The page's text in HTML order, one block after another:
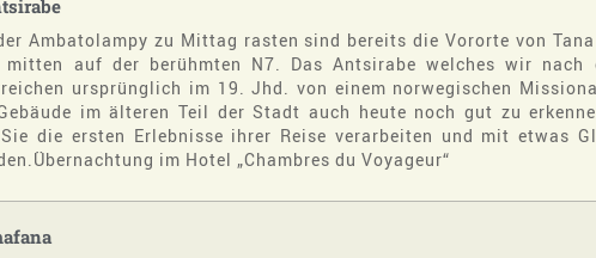
Ambatolampy zu Mittag rasten sind bereits die Vororte von
auf der berühmten N7. Das Antsirabe welches wir
ursprünglich im 19. Jhd. von einem norwegischen
im älteren Teil der Stadt auch heute noch gut zu
die ersten Erlebnisse ihrer Reise verarbeiten und mit etwas
im Hotel „Chambres du Voyageur“